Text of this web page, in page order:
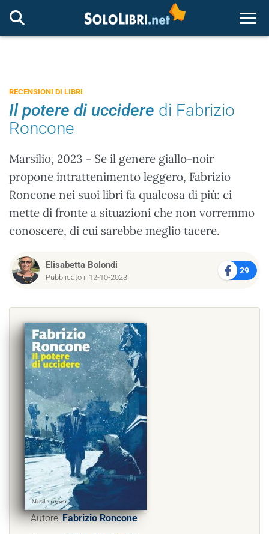
RECENSIONI DI LIBRI
Il potere di uccidere di Fabrizio
Roncone
Marsilio, 2023 - Se il genere giallo-noir
propone intrattenimento leggero, Fabrizio
Roncone nei suoi libri fa qualcosa di più: ci
mette di fronte a situazioni che non vorremmo
conoscere, di cui sarebbe meglio tacere.
Elisabetta Bolondi
Pubblicato il 12-10-2023
29
Autore:Fabrizio Roncone